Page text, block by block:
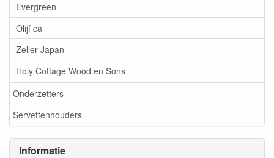
Evergreen
Olijf ca
Zeller Japan
Holy Cottage Wood en Sons
Onderzetters
Servettenhouders
Informatie